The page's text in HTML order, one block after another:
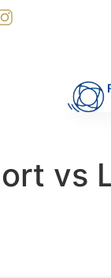
vs